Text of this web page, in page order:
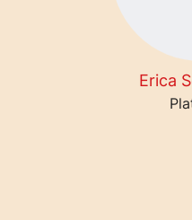
Erica